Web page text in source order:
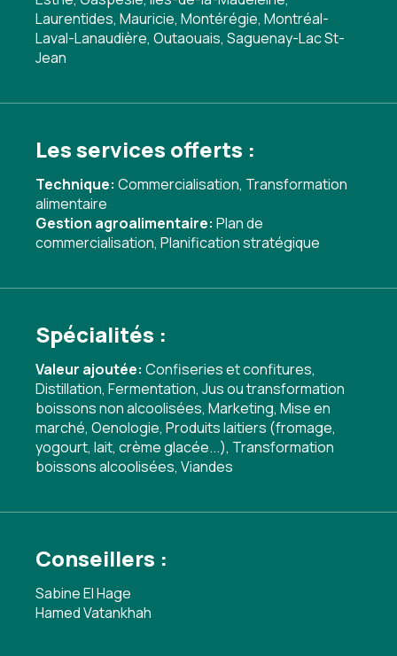
Laurentides, Mauricie, Montérégie, Montréal-
Laval-Lanaudière, Outaouais, Saguenay-Lac St-
Jean
Les services offerts :
Technique: Commercialisation, Transformation
alimentaire
Gestion agroalimentaire: Plan de
commercialisation, Planification stratégique
Spécialités :
Valeur ajoutée: Confiseries et confitures,
Distillation, Fermentation, Jus ou transformation
boissons non alcoolisées, Marketing, Mise en
marché, Oenologie, Produits laitiers (fromage,
yogourt, lait, crème glacée...), Transformation
boissons alcoolisées, Viandes
Conseillers :
Sabine El Hage
Hamed Vatankhah